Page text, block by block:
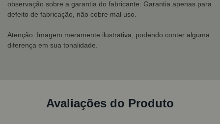
observação sobre a garantia do fabricante: Garantia apenas para
defeito de fabricação, não cobre mal uso.
Atenção: Imagem meramente ilustrativa, podendo conter alguma
diferença em sua tonalidade.
Avaliações do Produto